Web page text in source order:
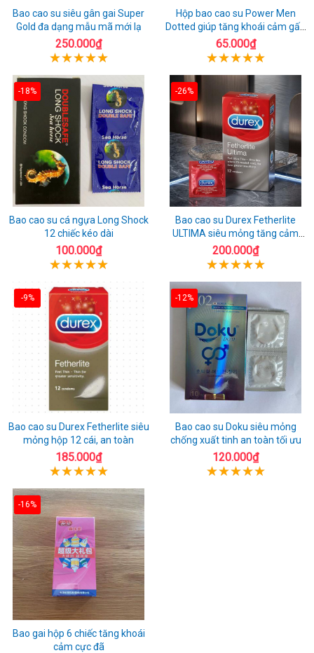
Bao cao su siêu gân gai Super
Gold đa dạng mẫu mã mới lạ
250.000₫
Hộp bao cao su Power Men
Dotted giúp tăng khoái cảm gấp
đôi
65.000₫
-18%
Bao cao su cá ngựa Long Shock
12 chiếc kéo dài
100.000₫
-26%
Bao cao su Durex Fetherlite
ULTIMA siêu mỏng tăng cảm
giác
200.000₫
-9%
Bao cao su Durex Fetherlite siêu
mỏng hộp 12 cái, an toàn
185.000₫
-12%
Bao cao su Doku siêu mỏng
chống xuất tinh an toàn tối ưu
120.000₫
-16%
Bao gai hộp 6 chiếc tăng khoái
cảm cực đã